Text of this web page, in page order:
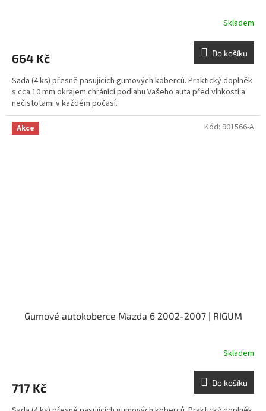
Skladem
664 Kč Do košíku
Sada (4 ks) přesně pasujících gumových koberců. Praktický doplněk
s cca 10 mm okrajem chránící podlahu Vašeho auta před vlhkostí a
nečistotami v každém počasí.
Akce
Gumové autokoberce Mazda 6 2002-2007 | RIGUM
Skladem
717 Kč Do košíku
Kód: 901566-A